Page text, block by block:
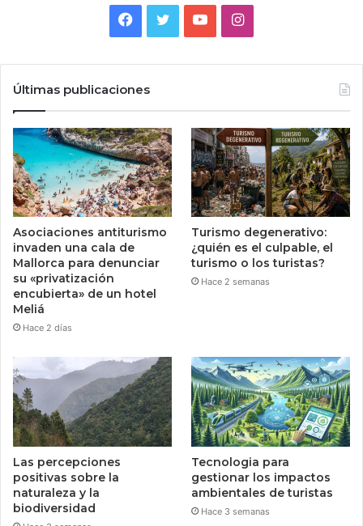
Facebook
TwitterYouTubeInstagram
Últimas publicaciones
Asociaciones antiturismo
invaden una cala de
Mallorca para denunciar
su «privatización
encubierta» de un hotel
Meliá
Hace 2 días
Turismo degenerativo:
¿quién es el culpable, el
turismo o los turistas?
Hace 2 semanas
Las percepciones
positivas sobre la
naturaleza y la
biodiversidad
Tecnologia para
gestionar los impactos
ambientales de turistas
Hace 3 semanas